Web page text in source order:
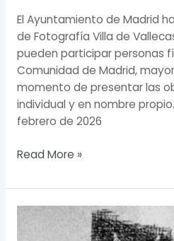
El Ayuntamiento de Madrid
de Fotografía Villa de
pueden participar personas
Comunidad de Madrid,
momento de presentar las
individual y en nombre
febrero de 2026
Read More »
XXV